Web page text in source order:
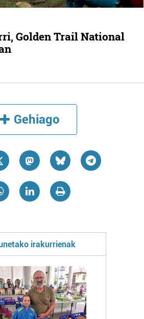
Golden Trail National
Gehiago
irakurrienak